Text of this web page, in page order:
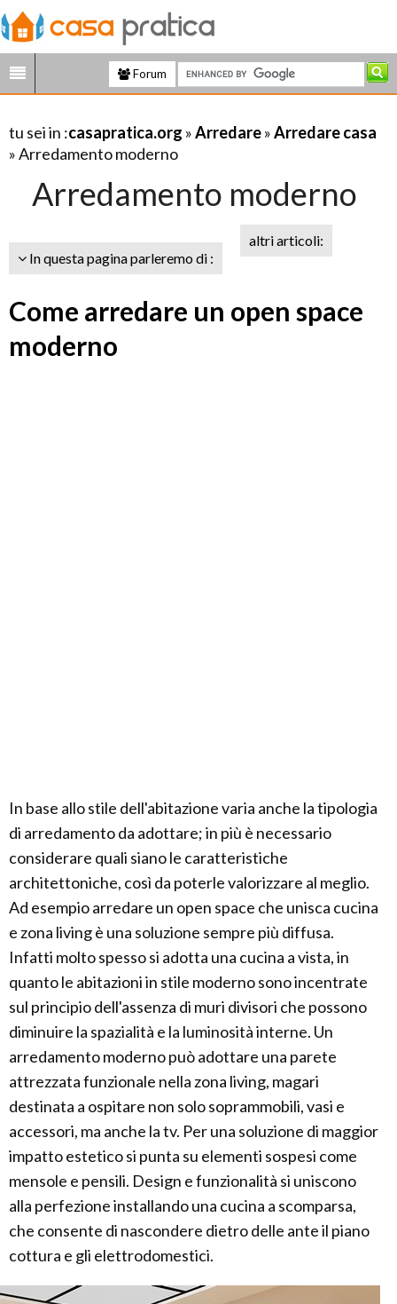
Forum
tu sei in :casapratica.org »Arredare»Arredare casa
» Arredamento moderno
Arredamento moderno
In questa pagina parleremo di :
altri articoli:
Come arredare un open space
moderno
In base allo stile dell'abitazione varia anche la tipologia
di arredamento da adottare; in più è necessario
considerare quali siano le caratteristiche
architettoniche, così da poterle valorizzare al meglio.
Ad esempio arredare un open space che unisca cucina
e zona living è una soluzione sempre più diffusa.
Infatti molto spesso si adotta una cucina a vista, in
quanto le abitazioni in stile moderno sono incentrate
sul principio dell'assenza di muri divisori che possono
diminuire la spazialità e la luminosità interne. Un
arredamento moderno può adottare una parete
attrezzata funzionale nella zona living, magari
destinata a ospitare non solo soprammobili, vasi e
accessori, ma anche la tv. Per una soluzione di maggior
impatto estetico si punta su elementi sospesi come
mensole e pensili. Design e funzionalità si uniscono
alla perfezione installando una cucina a scomparsa,
che consente di nascondere dietro delle ante il piano
cottura e gli elettrodomestici.